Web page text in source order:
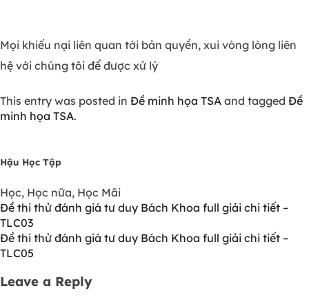
Mọi khiếu nại liên quan tới bản quyền, xui vòng lòng liên
hệ với chúng tôi để được xử lý
This entry was posted in Đề minh họa TSA and tagged Đề
minh họa TSA.
Hậu Học Tập
Học, Học nữa, Học Mãi
Đề thi thử đánh giá tư duy Bách Khoa full giải chi tiết –
TLC03
Đề thi thử đánh giá tư duy Bách Khoa full giải chi tiết –
TLC05
Leave a Reply